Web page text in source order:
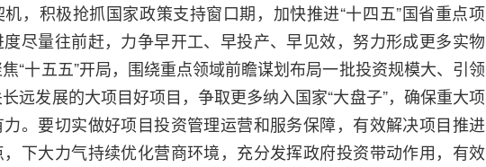
，积极抢抓国家政策支持窗口期，加快推进“十四五”国省重点项
尽量往前赶，力争早开工、早投产、早见效，努力形成更多实物
“十五五”开局，围绕重点领域前瞻谋划布局一批投资规模大、引领
远发展的大项目好项目，争取更多纳入国家“大盘子”，确保重大项
。要切实做好项目投资管理运营和服务保障，有效解决项目推进
下大力气持续优化营商环境，充分发挥政府投资带动作用，有效